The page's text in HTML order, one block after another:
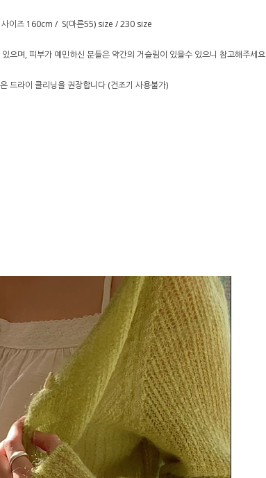
이즈 160cm / S(마른55) size / 230 size
으며, 피부가 예민하신 분들은 약간의 거슬림이 있을수 있으니 참고해주세요
드라이 클리닝을 권장합니다 (건조기 사용불가)